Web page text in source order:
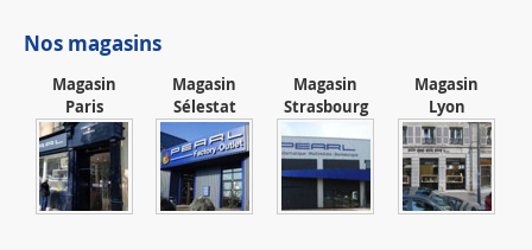
Nos magasins
Magasin
Paris
Magasin
Sélestat
Magasin
Strasbourg
Magasin
Lyon